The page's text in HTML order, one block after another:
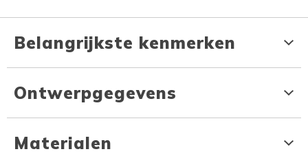
Belangrijkste kenmerken
Ontwerpgegevens
Materialen